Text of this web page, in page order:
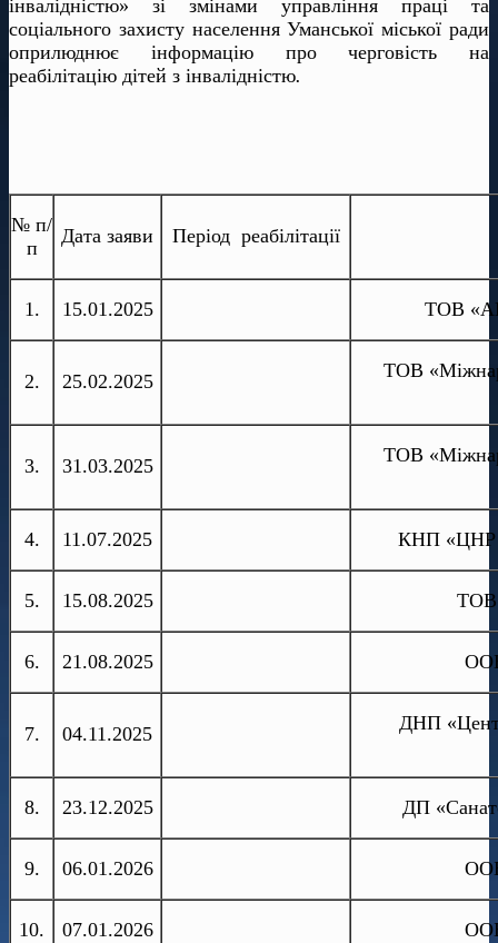
інвалідністю» зі змінами управління праці та
соціального захисту населення Уманської міської ради
оприлюднює інформацію про черговість на
реабілітацію дітей з інвалідністю.
№ п/
п
Дата заяви Період реабілітації
1. 15.01.2025 ТОВ
2. 25.02.2025 ТОВ
3. 31.03.2025 ТОВ
4. 11.07.2025 КНП «ЦНР
5. 15.08.2025 ТОВ
6. 21.08.2025
7. 04.11.2025 ДНП «Центр
8. 23.12.2025 ДП
9. 06.01.2026
10. 07.01.2026